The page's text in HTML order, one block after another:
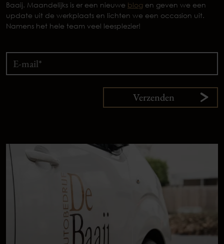
Baaij. Maandelijks is er een nieuwe blog en geven we een
update uit de werkplaats en lichten we een occasion uit.
Namens het hele team veel leesplezier!
Verzenden
9,1
klanten vertellen
Plan uw onderhoud